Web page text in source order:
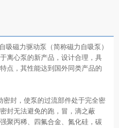
吸磁力驱动泵（简称磁力自吸泵）
离心泵的新产品，设计合理，具
点，其性能达到国外同类产品的
密封，使泵的过流部件处于完全密
封无法避免的跑，冒，滴之蔽
聚丙稀、四氟合金、氮化硅，碳